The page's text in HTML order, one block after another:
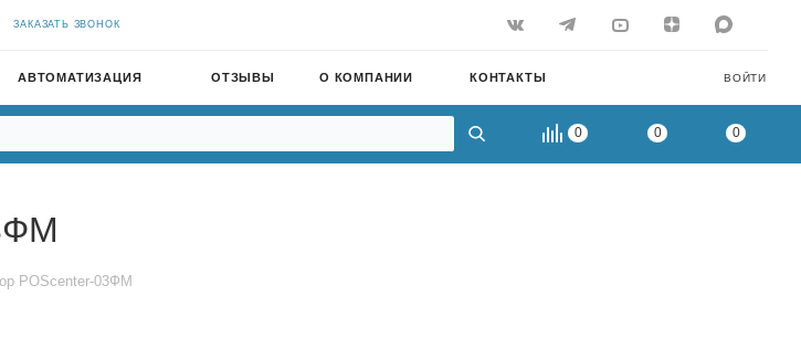
ЗАКАЗАТЬ ЗВОНОК
ВОЙТИ
АВТОМАТИЗАЦИЯ ОТЗЫВЫ О КОМПАНИИ КОНТАКТЫ
0 0 0
POScenter-03ФМ